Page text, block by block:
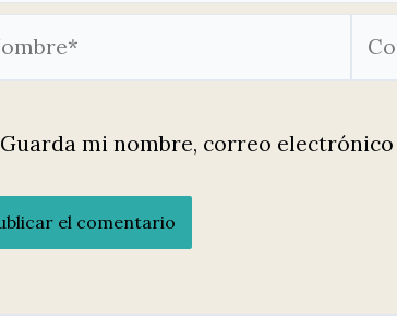
Guarda mi nombre, correo